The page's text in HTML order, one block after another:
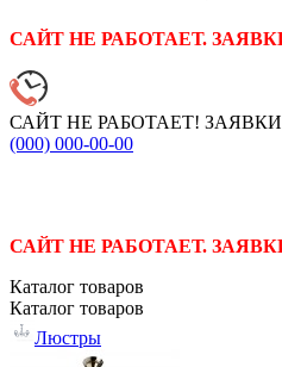
САЙТ НЕ РАБОТАЕТ.
САЙТ НЕ РАБОТАЕТ!
(000) 000-00-00
САЙТ НЕ РАБОТАЕТ.
Каталог товаров
Каталог товаров
Люстры